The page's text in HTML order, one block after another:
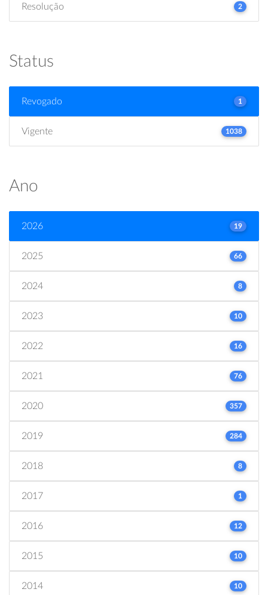
Resolução 2
Status
Revogado 1
Vigente 1038
Ano
2026 19
2025 66
2024 8
2023 10
2022 16
2021 76
2020 357
2019 284
2018 8
2017 1
2016 12
2015 10
2014 10